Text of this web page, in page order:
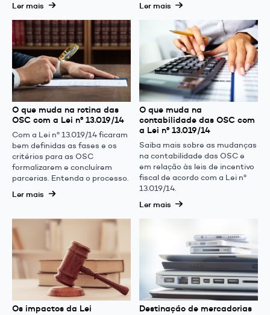
Ler mais Ler mais
O que muda na rotina das
OSC com a Lei nº 13.019/14
Com a Lei nº 13.019/14 ficaram
bem definidas as fases e os
critérios para as OSC
formalizarem e concluírem
parcerias. Entenda o processo.
Ler mais
O que muda na
contabilidade das OSC com
a Lei nº 13.019/14
Saiba mais sobre as mudanças
na contabilidade das OSC e
em relação às leis de incentivo
fiscal de acordo com a Lei nº
13.019/14.
Ler mais
Os impactos da Lei
Destinação de mercadorias